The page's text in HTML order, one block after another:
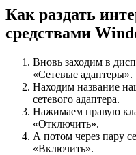
Как раздать
средствами
Вновь заходим в
«Сетевые адаптеры».
Находим название
сетевого адаптера.
Нажимаем правую
«Отключить».
А потом через пару
«Включить».